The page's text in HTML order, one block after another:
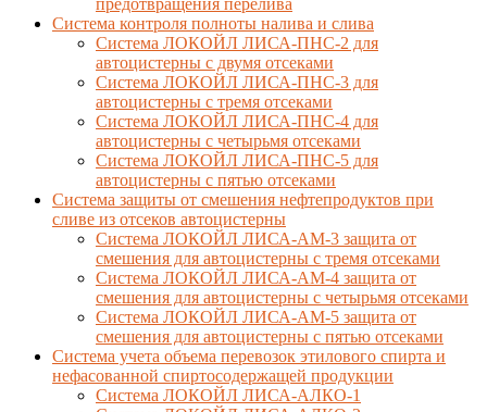
Cистема контроля полноты налива и слива
Система ЛОКОЙЛ ЛИСА-ПНС-2 для
автоцистерны с двумя отсеками
Система ЛОКОЙЛ ЛИСА-ПНС-3 для
автоцистерны с тремя отсеками
Система ЛОКОЙЛ ЛИСА-ПНС-4 для
автоцистерны с четырьмя отсеками
Система ЛОКОЙЛ ЛИСА-ПНС-5 для
автоцистерны с пятью отсеками
Система защиты от смешения нефтепродуктов при
сливе из отсеков автоцистерны
Система ЛОКОЙЛ ЛИСА-AM-3 защита от
смешения для автоцистерны с тремя отсеками
Система ЛОКОЙЛ ЛИСА-AM-4 защита от
смешения для автоцистерны с четырьмя отсеками
Система ЛОКОЙЛ ЛИСА-AM-5 защита от
смешения для автоцистерны с пятью отсеками
Система учета объема перевозок этилового спирта и
нефасованной спиртосодержащей продукции
Система ЛОКОЙЛ ЛИСА-AЛКО-1